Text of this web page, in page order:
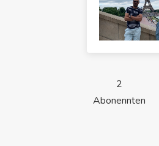
2
Abonennten